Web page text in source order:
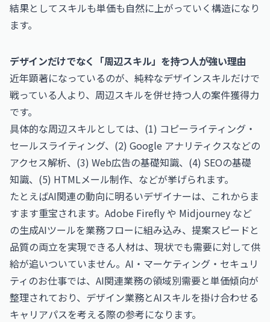
結果としてスキルも単価も自然に上がっていく構造になり
ます。
デザインだけでなく「周辺スキル」を持つ人が強い理由
近年顕著になっているのが、純粋なデザインスキルだけで
戦っている人より、周辺スキルを併せ持つ人の案件獲得力
です。
具体的な周辺スキルとしては、(1) コピーライティング・
セールスライティング、(2) Google アナリティクスなどの
アクセス解析、(3) Web広告の基礎知識、(4) SEOの基礎
知識、(5) HTMLメール制作、などが挙げられます。
たとえばAI関連の動向に明るいデザイナーは、これからま
すます重宝されます。Adobe Firefly や Midjourney など
の生成AIツールを業務フローに組み込み、提案スピードと
品質の両立を実現できる人材は、現状でも需要に対して供
給が追いついていません。 AI・マーケティング・セキュリ
ティのお仕事では、AI関連業務の領域別需要と単価傾向が
整理されており、デザイン業務とAIスキルを掛け合わせる
キャリアパスを考える際の参考になります。